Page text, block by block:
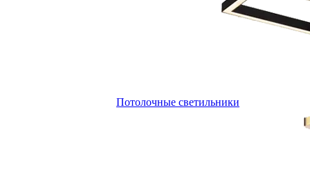
Потолочные светильники